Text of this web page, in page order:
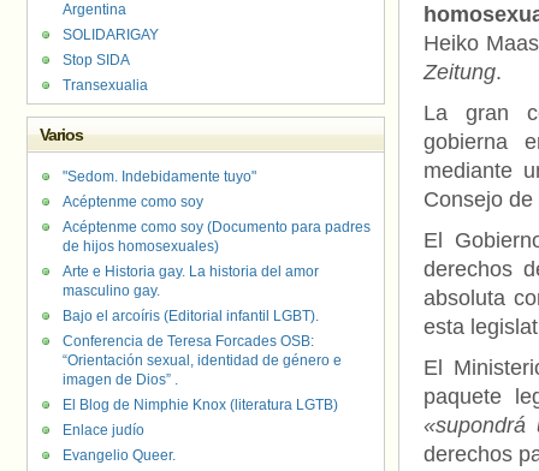
Heiko
Zeitung.
La gran
gobierna
mediante
Consejo
El
derechos
absoluta
esta
El
paquete
«supondrá
derechos
Argentina
SOLIDARIGAY
Stop SIDA
Transexualia
Varios
"Sedom. Indebidamente tuyo"
Acéptenme como soy
Acéptenme como soy (Documento para padres
de hijos homosexuales)
Arte e Historia gay. La historia del amor
masculino gay.
Bajo el arcoíris (Editorial infantil LGBT).
Conferencia de Teresa Forcades OSB:
“Orientación sexual, identidad de género e
imagen de Dios” .
El Blog de Nimphie Knox (literatura LGTB)
Enlace judío
Evangelio Queer.